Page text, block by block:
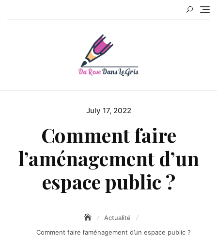
Posted
July 17, 2022
Comment faire
l’aménagement d’un
espace public ?
Actualité
Comment faire l’aménagement d’un espace public ?